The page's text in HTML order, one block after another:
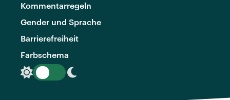
Kommentarregeln
Gender und Sprache
Barrierefreiheit
Farbschema